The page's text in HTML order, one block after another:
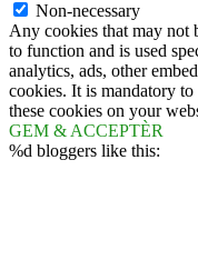
Non-necessary
Any cookies that may not
to function and is used
analytics, ads, other
cookies. It is mandatory
these cookies on your
GEM & ACCEPTÈR
%d bloggers like this: